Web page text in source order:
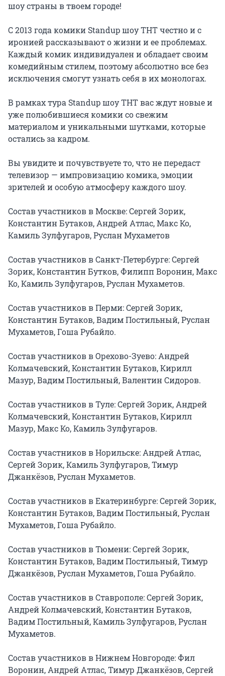
шоу страны в твоем городе!
С 2013 года комики Standup шоу ТНТ честно и с
иронией рассказывают о жизни и ее проблемах.
Каждый комик индивидуален и обладает своим
комедийным стилем, поэтому абсолютно все без
исключения смогут узнать себя в их монологах.
В рамках тура Standup шоу ТНТ вас ждут новые и
уже полюбившиеся комики со свежим
материалом и уникальными шутками, которые
остались за кадром.
Вы увидите и почувствуете то, что не передаст
телевизор — импровизацию комика, эмоции
зрителей и особую атмосферу каждого шоу.
Состав участников в Москве: Сергей Зорик,
Константин Бутаков, Андрей Атлас, Макс Ко,
Камиль Зулфугаров, Руслан Мухаметов
Состав участников в Санкт-Петербурге: Сергей
Зорик, Константин Бутков, Филипп Воронин, Макс
Ко, Камиль Зулфугаров, Руслан Мухаметов.
Состав участников в Перми: Сергей Зорик,
Константин Бутаков, Вадим Постильный, Руслан
Мухаметов, Гоша Рубайло.
Состав участников в Орехово-Зуево: Андрей
Колмачевский, Константин Бутаков, Кирилл
Мазур, Вадим Постильный, Валентин Сидоров.
Состав участников в Туле: Сергей Зорик, Андрей
Колмачевский, Константин Бутаков, Кирилл
Мазур, Макс Ко, Камиль Зулфугаров.
Состав участников в Норильске: Андрей Атлас,
Сергей Зорик, Камиль Зулфугаров, Тимур
Джанкёзов, Руслан Мухаметов.
Состав участников в Екатеринбурге: Сергей Зорик,
Константин Бутаков, Вадим Постильный, Руслан
Мухаметов, Гоша Рубайло.
Состав участников в Тюмени: Сергей Зорик,
Константин Бутаков, Вадим Постильный, Тимур
Джанкёзов, Руслан Мухаметов, Гоша Рубайло.
Состав участников в Ставрополе: Сергей Зорик,
Андрей Колмачевский, Константин Бутаков,
Вадим Постильный, Камиль Зулфугаров, Руслан
Мухаметов.
Состав участников в Нижнем Новгороде: Фил
Воронин, Андрей Атлас, Тимур Джанкёзов, Сергей